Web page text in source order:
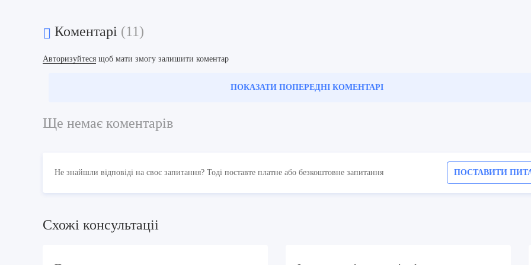
Коментарі (11)
Авторизуйтеся щоб мати змогу залишити коментар
ПОКАЗАТИ ПОПЕРЕДНІ КОМЕНТАРІ
Ще немає коментарів
Не знайшли відповіді на своє запитання? Тоді поставте платне або безкоштовне запитання ПОСТАВИТИ
Схожi консультацii